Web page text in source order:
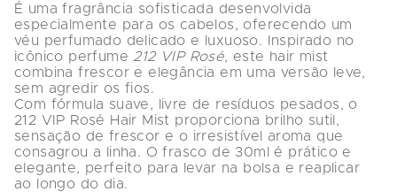
É uma fragrância sofisticada desenvolvida
especialmente para os cabelos, oferecendo um
véu perfumado delicado e luxuoso. Inspirado no
icônico perfume 212 VIP Rosé, este hair mist
combina frescor e elegância em uma versão leve,
sem agredir os fios.
Com fórmula suave, livre de resíduos pesados, o
212 VIP Rosé Hair Mist proporciona brilho sutil,
sensação de frescor e o irresistível aroma que
consagrou a linha. O frasco de 30ml é prático e
elegante, perfeito para levar na bolsa e reaplicar
ao longo do dia.